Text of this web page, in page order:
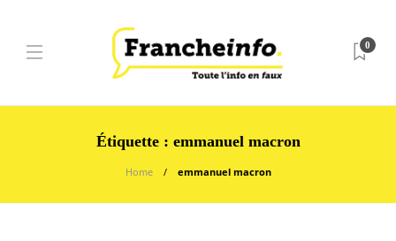
0
Étiquette : emmanuel macron
Home emmanuel macron